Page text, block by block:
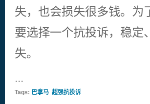
失，也会损失很多钱。为
要选择一个抗投诉，稳定
失。
...
Tags: 巴拿马 超强抗投诉